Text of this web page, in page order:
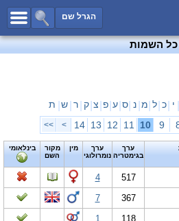
הגרל שם
כל השמות
שמות לבנים
שמות משותפים
שמות נפוצים
שמות נדירים
קטגוריות
מפורסמיםחדש!
נומרולוגיה
כל השמות
י כ ל מ נ ס ע פ צ ק ר ש ת
9
10
11
12
13
14
>
>>
ערך
בגימטריה
ערך
נומרולוגי
מין
מקור
השם
בינלאומי
517
4
367
7
118
1